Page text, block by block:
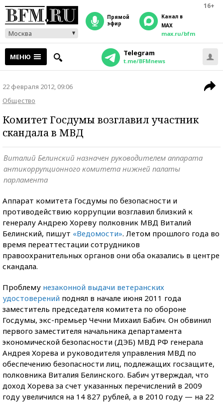
16+
Москва
прямой
эфир
Канал в
MAX
max.ru/bfm
МЕНЮ Telegram
t.me/BFMnews
22 февраля 2012, 09:06
Общество
Комитет Госдумы возглавил участник
скандала в МВД
Виталий Белинский назначен руководителем аппарата
антикоррупционного комитета нижней палаты
парламента
Аппарат комитета Госдумы по безопасности и
противодействию коррупции возглавил близкий к
генералу Андрею Хореву полковник МВД Виталий
Белинский, пишут «Ведомости». Летом прошлого года во
время переаттестации сотрудников
правоохранительных органов они оба оказались в центре
скандала.
Проблему незаконной выдачи ветеранских
удостоверений поднял в начале июня 2011 года
заместитель председателя комитета по обороне
Госдумы, экс-премьер Чечни Михаил Бабич. Он обвинил
первого заместителя начальника департамента
экономической безопасности (ДЭБ) МВД РФ генерала
Андрея Хорева и руководителя управления МВД по
обеспечению безопасности лиц, подлежащих госзащите,
полковника Виталия Белинского. Бабич утверждал, что
доход Хорева за счет указанных перечислений в 2009
году увеличился на 14 827 рублей, а в 2010 году — на 22